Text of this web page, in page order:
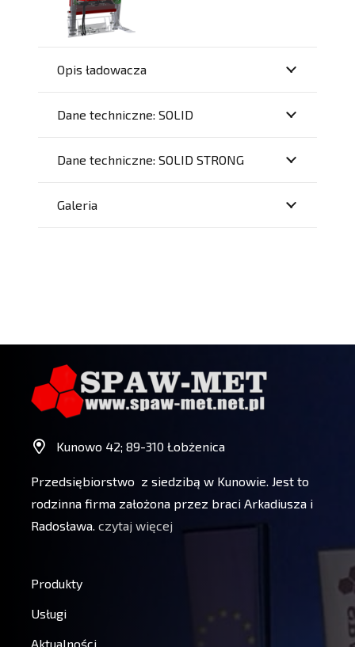
Opis ładowacza
Dane techniczne: SOLID
Dane techniczne: SOLID STRONG
Galeria
Kunowo 42; 89-310 Łobżenica
Przedsiębiorstwo z siedzibą w Kunowie. Jest to
rodzinna firma założona przez braci Arkadiusza i
Radosława. czytaj więcej
Produkty
Usługi
Aktualności